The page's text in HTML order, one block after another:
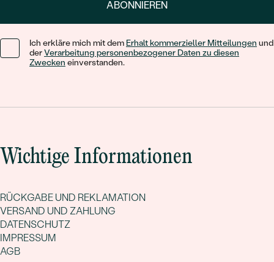
ABONNIEREN
Ich erkläre mich mit dem Erhalt kommerzieller Mitteilungen und
derVerarbeitung personenbezogener Daten zu diesen
Zwecken einverstanden.
Wichtige Informationen
RÜCKGABE UND REKLAMATION
VERSAND UND ZAHLUNG
DATENSCHUTZ
IMPRESSUM
AGB